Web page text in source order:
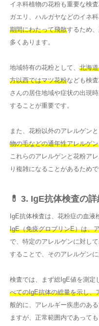
イネ科植物の花粉も重要な検
ガエリ、ハルガヤなどのイネ科
期間にわたって飛散するため
多くあります。
地域特有の花粉として、 北海
方以西ではマツ花粉なども検
さんの居住地域や症状の出現
することが重要です。
また、花粉以外のアレルゲンと
物の毛などの通年性アレルゲン
これらのアレルゲンと花粉ア
り複雑になることがあるためで
💊 3. IgE抗体検査の詳
IgE抗体検査は、花粉症の血液
IgE（免疫グロブリンE）は、
で、特定のアレルゲンに対し
することで、そのアレルゲン
検査では、まず総IgE値を測定
べてのIgE抗体の総量を示し、
般的に、アレルギー疾患のあ
ますが、正常範囲内であって